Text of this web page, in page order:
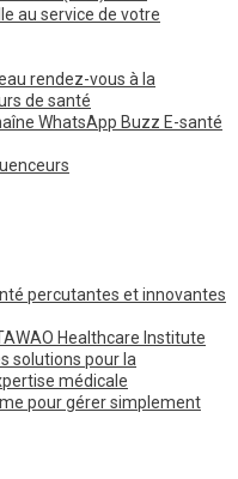
au service de votre
rendez-vous à la
de santé
WhatsApp Buzz E-santé
percutantes et innovantes
Healthcare Institute
solutions pour la
médicale
pour gérer simplement